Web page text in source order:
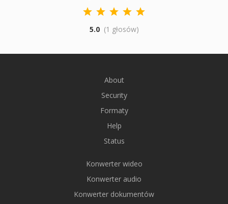
5.0 (1 głosów)
About
Security
Formaty
Help
Status
Konwerter wideo
Konwerter audio
Konwerter dokumentów